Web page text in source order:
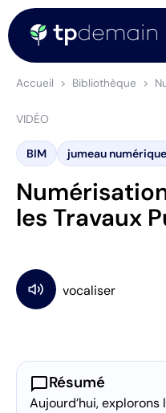
Accueil Bibliothèque
VIDÉO
BIM jumeau
les Travaux
chat_bubbleRésumé
Aujourd’hui,